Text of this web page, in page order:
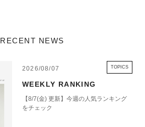
RECENT NEWS
2026/08/07 TOPICS
WEEKLY RANKING
【8/7(金) 更新】今週の人気ランキング
をチェック